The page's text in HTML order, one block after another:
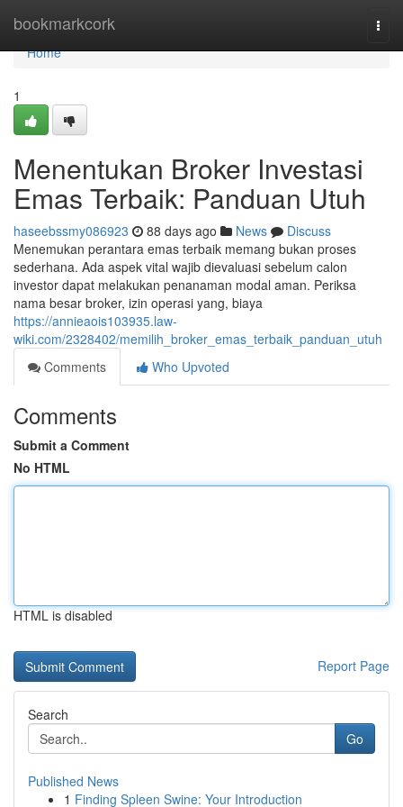
bookmarkcork
Home
Home
1
Menentukan Broker Investasi
Emas Terbaik: Panduan Utuh
haseebssmy086923 88 days ago News
Discuss
Menemukan perantara emas terbaik memang bukan proses
sederhana. Ada aspek vital wajib dievaluasi sebelum calon
investor dapat melakukan penanaman modal aman. Periksa
nama besar broker, izin operasi yang, biaya
https://annieaois103935.law-
wiki.com/2328402/memilih_broker_emas_terbaik_panduan_utuh
Comments
Who Upvoted
Comments
Submit a Comment
No HTML
HTML is disabled
Report Page
Search
Go
Published News
1 Finding Spleen Swine: Your Introduction